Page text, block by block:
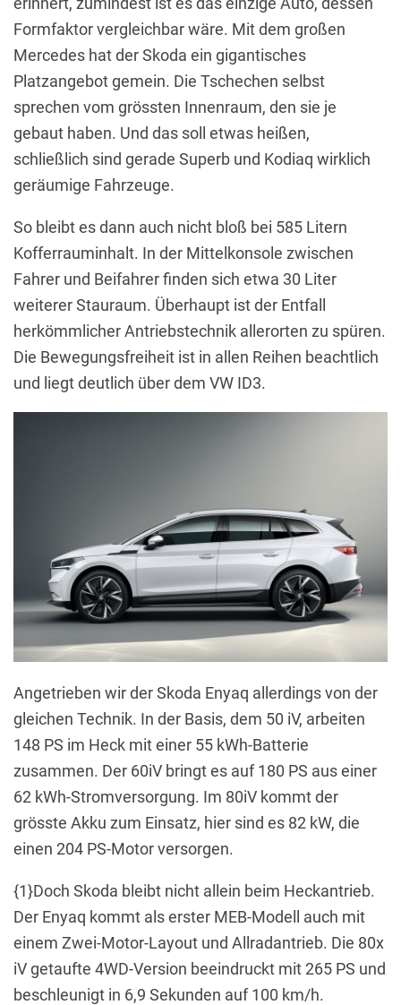
Formfaktor vergleichbar wäre. Mit dem großen
Mercedes hat der Skoda ein gigantisches
Platzangebot gemein. Die Tschechen selbst
sprechen vom grössten Innenraum, den sie je
gebaut haben. Und das soll etwas heißen,
schließlich sind gerade Superb und Kodiaq wirklich
geräumige Fahrzeuge.
So bleibt es dann auch nicht bloß bei 585 Litern
Kofferrauminhalt. In der Mittelkonsole zwischen
Fahrer und Beifahrer finden sich etwa 30 Liter
weiterer Stauraum. Überhaupt ist der Entfall
herkömmlicher Antriebstechnik allerorten zu spüren.
Die Bewegungsfreiheit ist in allen Reihen beachtlich
und liegt deutlich über dem VW ID3.
Angetrieben wir der Skoda Enyaq allerdings von der
gleichen Technik. In der Basis, dem 50 iV, arbeiten
148 PS im Heck mit einer 55 kWh-Batterie
zusammen. Der 60iV bringt es auf 180 PS aus einer
62 kWh-Stromversorgung. Im 80iV kommt der
grösste Akku zum Einsatz, hier sind es 82 kW, die
einen 204 PS-Motor versorgen.
{1}Doch Skoda bleibt nicht allein beim Heckantrieb.
Der Enyaq kommt als erster MEB-Modell auch mit
einem Zwei-Motor-Layout und Allradantrieb. Die 80x
iV getaufte 4WD-Version beeindruckt mit 265 PS und
beschleunigt in 6,9 Sekunden auf 100 km/h.